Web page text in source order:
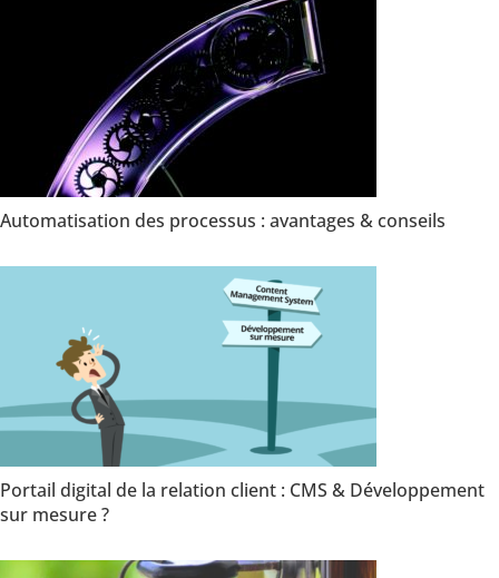
Automatisation des processus : avantages & conseils
Portail digital de la relation client : CMS & Développement
sur mesure ?